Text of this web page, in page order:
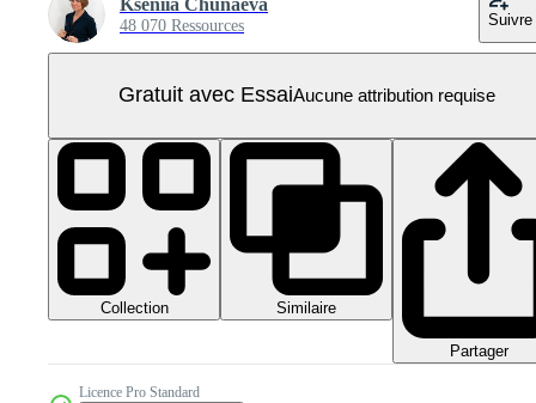
48 070 Ressources Suivre
Gratuit avec EssaiAucune attribution requise
Collection Similaire
Partager
Licence Pro Standard